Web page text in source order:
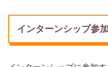
インターンシップ参